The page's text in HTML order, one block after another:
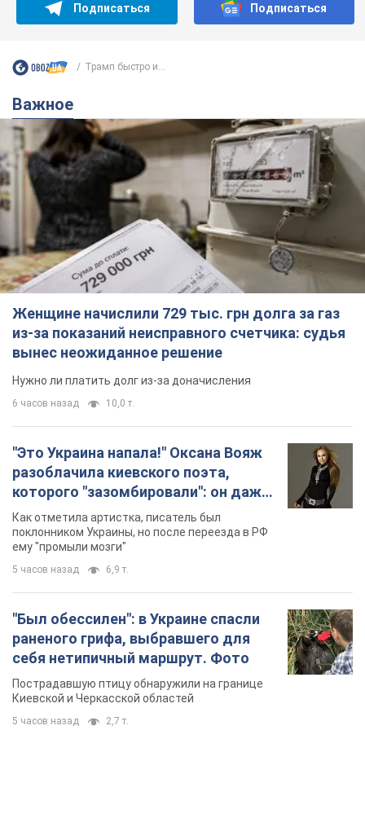
Подписаться Подписаться
Трамп быстро и...
Важное
Женщине начислили 729 тыс. грн долга за газ
из-за показаний неисправного счетчика: судья
вынес неожиданное решение
Нужно ли платить долг из-за доначисления
6 часов назад 10,0 т.
"Это Украина напала!" Оксана Вояж
разоблачила киевского поэта,
которого "зазомбировали": он даже
русского не знал, а теперь хочет
геноцида украинцев
Как отметила артистка, писатель был
поклонником Украины, но после переезда в РФ
ему "промыли мозги"
5 часов назад 6,9 т.
"Был обессилен": в Украине спасли
раненого грифа, выбравшего для
себя нетипичный маршрут. Фото
Пострадавшую птицу обнаружили на границе
Киевской и Черкасской областей
5 часов назад 2,7 т.